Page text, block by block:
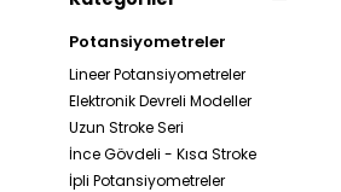
Potansiyometreler
Lineer Potansiyometreler
Elektronik Devreli Modeller
Uzun Stroke Seri
İnce Gövdeli - Kısa Stroke
İpli Potansiyometreler